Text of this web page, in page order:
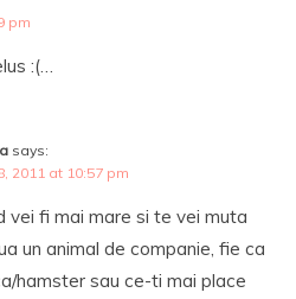
pm
:(…
says:
2011 at 10:57 pm
vei fi mai mare si te vei muta
un animal de companie, fie ca
hamster sau ce-ti mai place